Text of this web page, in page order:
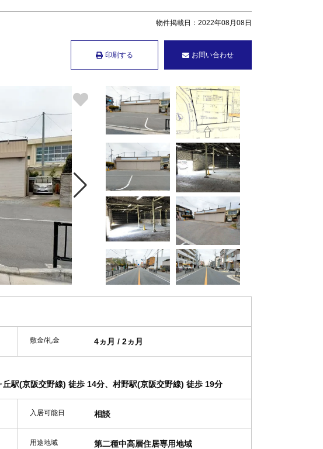
物件掲載日：2022年08月08日
印刷する お問い合わせ
敷金/礼金 4ヵ月 / 2ヵ月
駅(京阪交野線) 徒歩 14分、村野駅(京阪交野線) 徒歩 19分
入居可能日 相談
用途地域 第二種中高層住居専用地域